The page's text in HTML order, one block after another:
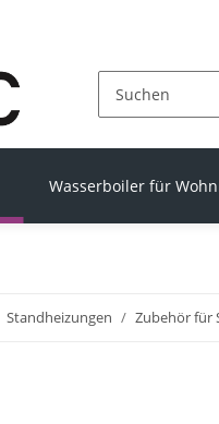
Wasserboiler für
Standheizungen Zubehör für